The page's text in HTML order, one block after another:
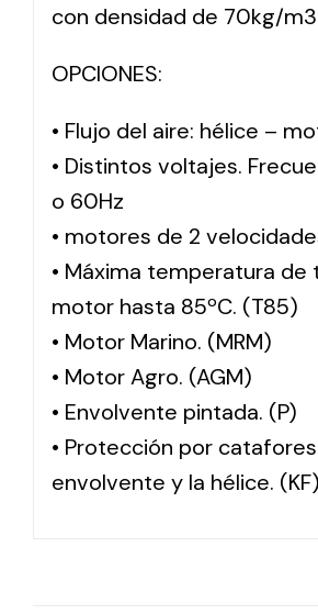
con densidad de 70kg/
OPCIONES:
• Flujo del aire: hélice –
• Distintos voltajes.
o 60Hz
• motores de 2
• Máxima temperatura de
motor hasta 85ºC. (T85)
• Motor Marino. (MRM)
• Motor Agro. (AGM)
• Envolvente pintada. (P)
• Protección por
envolvente y la hélice. (KF)